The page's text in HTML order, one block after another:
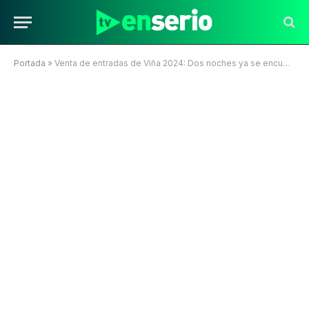
Portada » Venta de entradas de Viña 2024: Dos noches ya se encuentran agotadas